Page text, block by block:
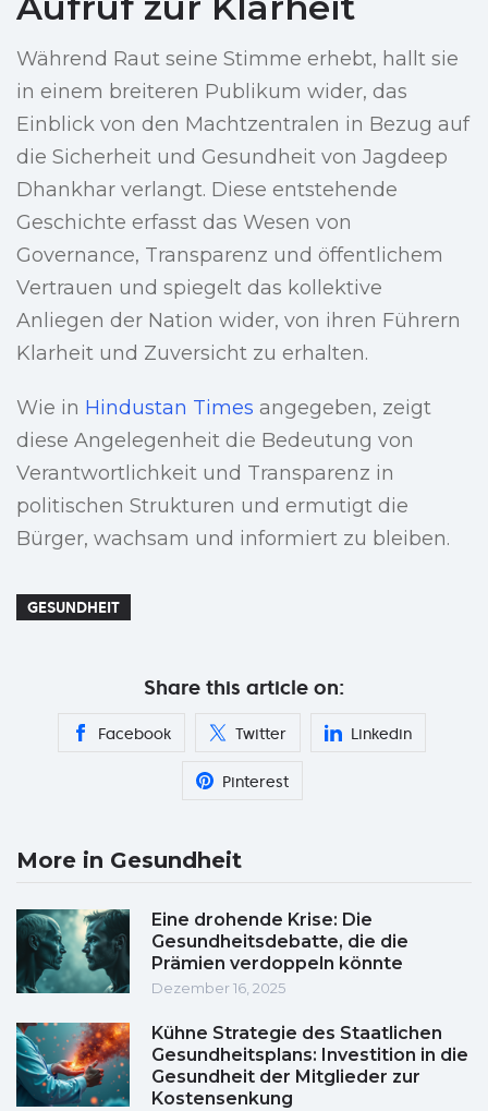
Während Raut seine Stimme erhebt, hallt sie
in einem breiteren Publikum wider, das
Einblick von den Machtzentralen in Bezug auf
die Sicherheit und Gesundheit von Jagdeep
Dhankhar verlangt. Diese entstehende
Geschichte erfasst das Wesen von
Governance, Transparenz und öffentlichem
Vertrauen und spiegelt das kollektive
Anliegen der Nation wider, von ihren Führern
Klarheit und Zuversicht zu erhalten.
Wie in Hindustan Times angegeben, zeigt
diese Angelegenheit die Bedeutung von
Verantwortlichkeit und Transparenz in
politischen Strukturen und ermutigt die
Bürger, wachsam und informiert zu bleiben.
GESUNDHEIT
Share this article on:
Facebook Twitter Linkedin
Pinterest
More in Gesundheit
Eine drohende Krise: Die
Gesundheitsdebatte, die die
Prämien verdoppeln könnte
Dezember 16, 2025
Kühne Strategie des Staatlichen
Gesundheitsplans: Investition in die
Gesundheit der Mitglieder zur
Kostensenkung